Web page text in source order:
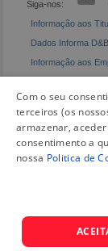
Siga-nos:
Informação aos
Dados Informa D&B
Informação aos
Com o seu
terceiros (os
armazenar,
consentimento a
nossa Politica de